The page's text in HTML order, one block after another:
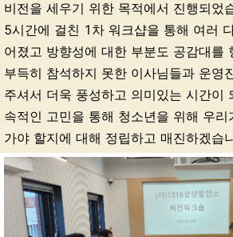
비전을 세우기 위한 목적에서 진행되었
5시간에 걸친 1차 워크샵을 통해 여러
어졌고 방향성에 대한 부분도 공감대를
부득히 참석하지 못한 이사님들과 운영
주셔서 더욱 풍성하고 의미있는 시간이
속적인 고민을 통해 청소년을 위해 우
가야 할지에 대해 정립하고 매진하겠습